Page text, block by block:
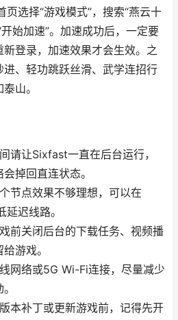
选择“游戏模式”，搜索“燕云十
始加速”。加速成功后，一定要
登录，加速效果才会生效。之
、轻功跳跃丝滑、武学连招行
山。
请让Sixfast一直在后台运行，
掉回直连状态。
节点效果不够理想，可以在
迟线路。
前关闭后台的下载任务、视频播
游戏。
网络或5G Wi-Fi连接，尽量减少
本补丁或更新游戏前，记得先开